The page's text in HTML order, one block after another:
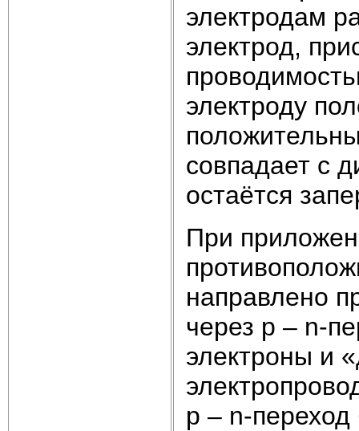
электродам
электрод,
электроду
совпадает с
остаётся
При
направлено
через p – n-
электроны и
p – n-переход